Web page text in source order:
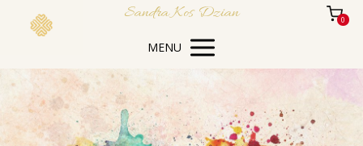
Sandra Kos Dzian 0
MENU